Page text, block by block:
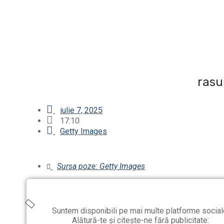
iulie 7, 2025
17:10
Getty Images
Sursa poze: Getty Images
Suntem disponibili pe mai multe platforme
Alătură-te și citește-ne fără publicitate: